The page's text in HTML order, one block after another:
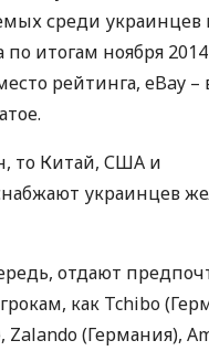
среди украинцев
итогам ноября
рейтинга, eBay –
то Китай, США и
украинцев
отдают
как Tchibo
(Германия),